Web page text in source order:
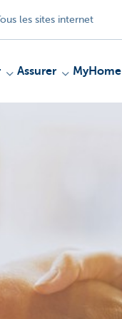
les sites internet
Assurer MyHome